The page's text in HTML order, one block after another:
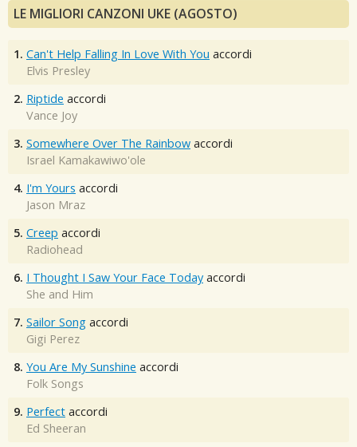
LE MIGLIORI CANZONI UKE (AGOSTO)
1. Can't Help Falling In Love With You accordi
Elvis Presley
2. Riptide accordi
Vance Joy
3. Somewhere Over The Rainbow accordi
Israel Kamakawiwo'ole
4. I'm Yours accordi
Jason Mraz
5. Creep accordi
Radiohead
6. I Thought I Saw Your Face Today accordi
She and Him
7. Sailor Song accordi
Gigi Perez
8. You Are My Sunshine accordi
Folk Songs
9. Perfect accordi
Ed Sheeran